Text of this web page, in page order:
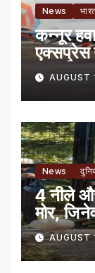
News
कन्नूर
एक्सप्रेस
प्रदर्शन
AUGUST
News
4 नीले
मोर,
AUGUST